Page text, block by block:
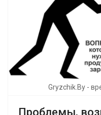
Gryzchik.By -
Проблемы,